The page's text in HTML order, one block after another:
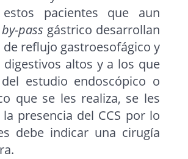
pacientes que aun
by-pass gástrico desarrollan
reflujo gastroesofágico y
altos y a los que
estudio endoscópico o
que se les realiza, se les
presencia del CCS por lo
debe indicar una cirugía